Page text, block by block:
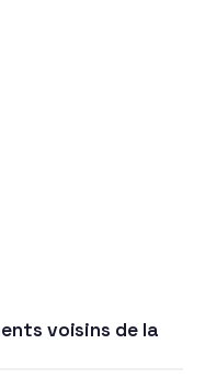
voisins de la